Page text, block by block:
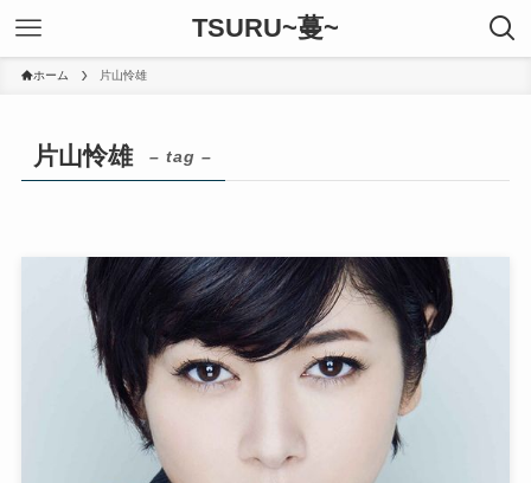
TSURU~蔓~
ホーム 片山怜雄
片山怜雄 – tag –